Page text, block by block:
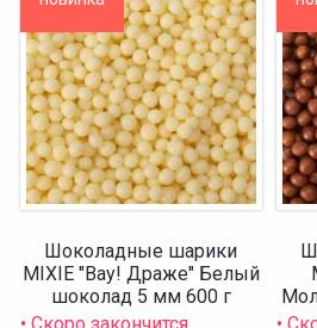
Шоколадные шарики
MIXIE "Вау! Драже" Белый
шоколад 5 мм 600 г
• Скоро закончится
•